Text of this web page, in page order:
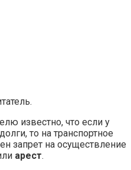
известно, что если у
то на транспортное
запрет на осуществление
арест.